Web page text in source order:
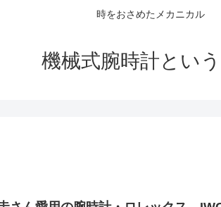
時をおさめたメカニカル
機械式腕時計とい